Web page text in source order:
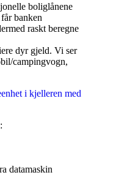
boliglånene
banken
raskt beregne
dyr gjeld. Vi ser
campingvogn,
i kjelleren med
datamaskin